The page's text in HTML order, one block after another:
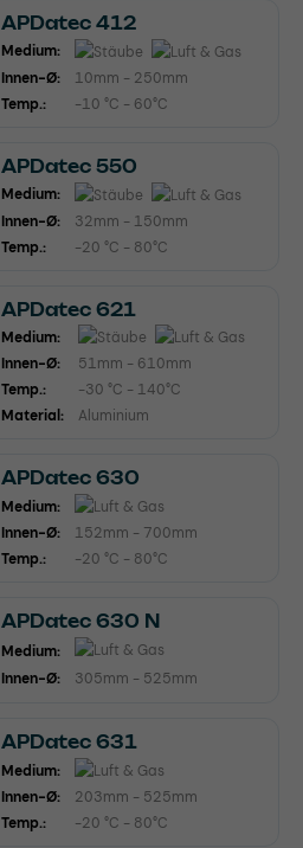
APDatec 412
Medium:
Innen-Ø:
10mm - 250mm
Temp.:
-10 °C - 60°C
APDatec 550
Medium:
Innen-Ø:
32mm - 150mm
Temp.:
-20 °C - 80°C
APDatec 621
Medium:
Innen-Ø:
51mm - 610mm
Temp.:
-30 °C - 140°C
Material:
Aluminium
APDatec 630
Medium:
Innen-Ø:
152mm - 700mm
Temp.:
-20 °C - 80°C
APDatec 630 N
Medium:
Innen-Ø:
305mm - 525mm
APDatec 631
Medium:
Innen-Ø:
203mm - 525mm
Temp.:
-20 °C - 80°C